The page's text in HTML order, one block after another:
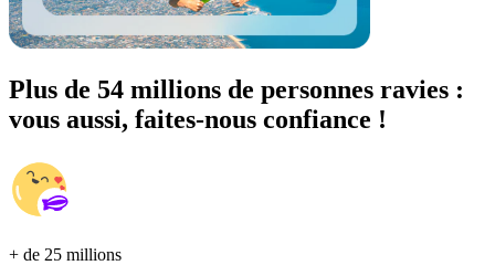
Plus de 54 millions de personnes ravies :
vous aussi, faites-nous confiance !
+ de 25 millions